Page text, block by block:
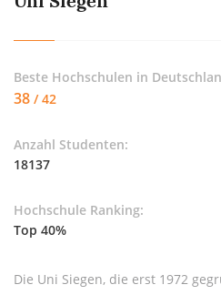
Beste Hochschulen in
38 / 42
Anzahl Studenten:
18137
Hochschule Ranking:
Top 40%
Die Uni Siegen, die erst 1972